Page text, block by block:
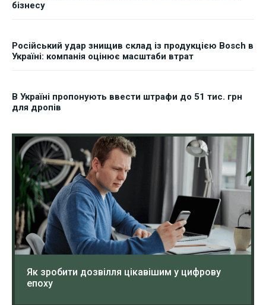
бізнесу
Російський удар знищив склад із продукцією Bosch в
Україні: компанія оцінює масштаби втрат
В Україні пропонують ввести штрафи до 51 тис. грн
для дропів
Як зробити дозвілля цікавішим у цифрову
епоху